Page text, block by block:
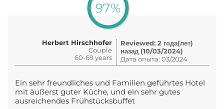
97%
Herbert Hirschhofer
Couple
60-69 years
Reviewed: 2 года(лет)
назад (10/03/2024)
Дата опыта: 03/2024
Ein sehr freundliches und Familien geführtes Hotel
mit äußerst guter Küche, und ein sehr gutes
ausreichendes Frühstücksbuffet